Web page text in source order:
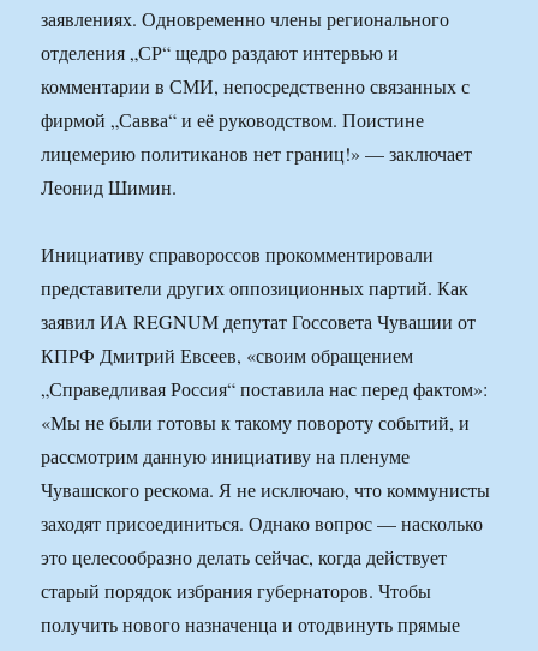
заявлениях. Одновременно члены регионального
отделения „СР“ щедро раздают интервью и
комментарии в СМИ, непосредственно связанных с
фирмой „Савва“ и её руководством. Поистине
лицемерию политиканов нет границ!» — заключает
Леонид Шимин.
Инициативу справороссов прокомментировали
представители других оппозиционных партий. Как
заявил ИА REGNUM депутат Госсовета Чувашии от
КПРФ Дмитрий Евсеев, «своим обращением
„Справедливая Россия“ поставила нас перед фактом»:
«Мы не были готовы к такому повороту событий, и
рассмотрим данную инициативу на пленуме
Чувашского рескома. Я не исключаю, что коммунисты
заходят присоединиться. Однако вопрос — насколько
это целесообразно делать сейчас, когда действует
старый порядок избрания губернаторов. Чтобы
получить нового назначенца и отодвинуть прямые